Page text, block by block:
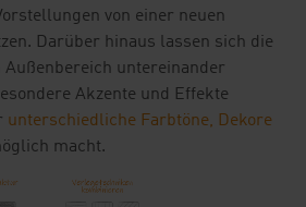
von einer neuen
Darüber hinaus lassen sich die
Außenbereich untereinander
Akzente und Effekte
unterschiedliche Farbtöne, Dekore
macht.